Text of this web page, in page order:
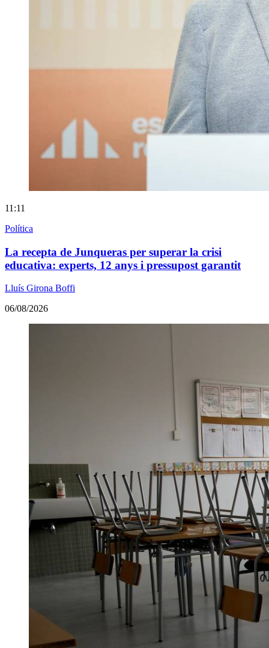
11:11
Política
La recepta de Junqueras per superar la crisi
educativa: experts, 12 anys i pressupost garantit
Lluís Girona Boffi
06/08/2026